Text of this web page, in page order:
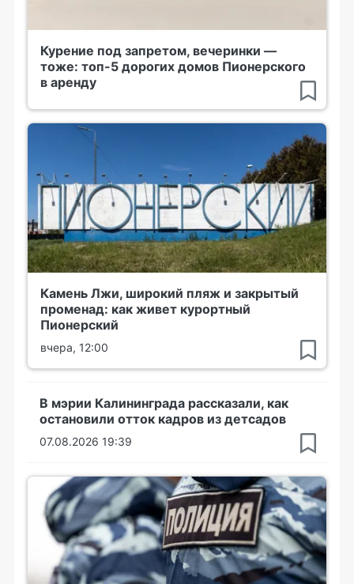
Курение под запретом, вечеринки —
тоже: топ-5 дорогих домов Пионерского
в аренду
Камень Лжи, широкий пляж и закрытый
променад: как живет курортный
Пионерский
вчера, 12:00
В мэрии Калининграда рассказали, как
остановили отток кадров из детсадов
07.08.2026 19:39